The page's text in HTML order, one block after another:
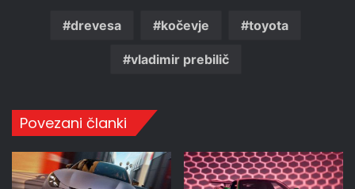
drevesa kočevje toyota
vladimir prebilič
Povezani članki